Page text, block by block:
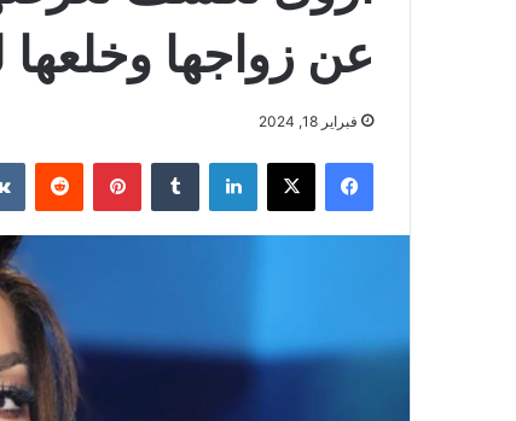
عن زواجها
فبراير 18, 2024
فيسبوك ‫X لينكدإن بينتيريست